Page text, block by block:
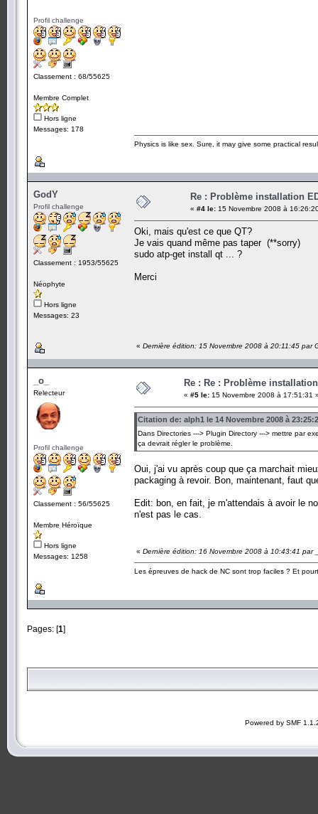
Profil challenge
Classement : 68/55625
Membre Complet
Hors ligne
Messages: 178
Physics is like sex. Sure, it may give some practical
GodY
Profil challenge
Classement : 1953/55625
Néophyte
Hors ligne
Messages: 23
Re : Problème installation
« #4 le: 15 Novembre 2008 à
Oki, mais qu'est ce que QT?
Je vais quand même pas taper (**sorry)
sudo atp-get install qt ... ?
Merci
« Dernière édition: 15 Novembre 2008 à 20:11:45 par
_o_
Relecteur
Profil challenge
Classement : 56/55625
Membre Héroïque
Hors ligne
Messages: 1258
Re : Re : Problème
« #5 le: 15 Novembre 2008 à 17:51:31
Citation de: alph1 le 14 Novembre 2008 à
Dans Directories ---> Plugin Directory ---> mettre par
ça devrait régler le problème.
Oui, j'ai vu après coup que ça marchait
packaging à revoir. Bon, maintenant, faut
Edit: bon, en fait, je m'attendais à avoir le
n'est pas le cas.
« Dernière édition: 16 Novembre 2008 à 10:43:41 par
Les épreuves de hack de NC sont trop faciles ? Et
Pages: [1]
Powered by SMF